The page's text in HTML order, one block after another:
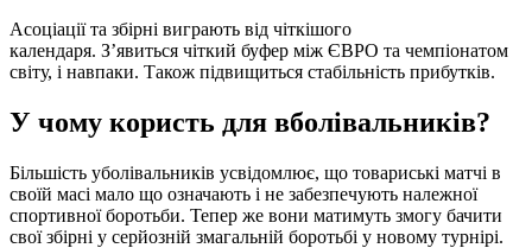
Асоціації та збірні виграють від чіткішого
календаря. З’явиться чіткий буфер між ЄВРО та чемпіонатом
світу, і навпаки. Також підвищиться стабільність прибутків.
У чому користь для вболівальників?
Більшість уболівальників усвідомлює, що товариські матчі в
своїй масі мало що означають і не забезпечують належної
спортивної боротьби. Тепер же вони матимуть змогу бачити
свої збірні у серйозній змагальній боротьбі у новому турнірі.